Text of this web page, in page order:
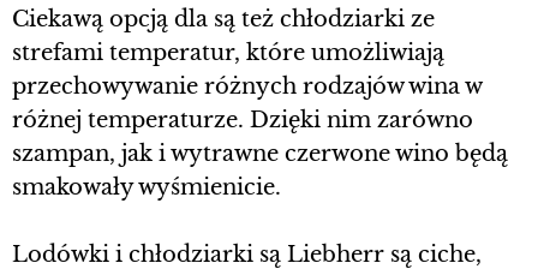
Ciekawą opcją dla są też chłodziarki ze
strefami temperatur, które umożliwiają
przechowywanie różnych rodzajów wina w
różnej temperaturze. Dzięki nim zarówno
szampan, jak i wytrawne czerwone wino będą
smakowały wyśmienicie.
Lodówki i chłodziarki są Liebherr są ciche,